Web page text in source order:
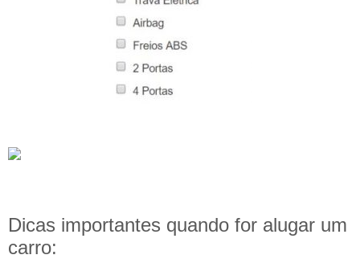
Dicas importantes quando for alugar um
carro: